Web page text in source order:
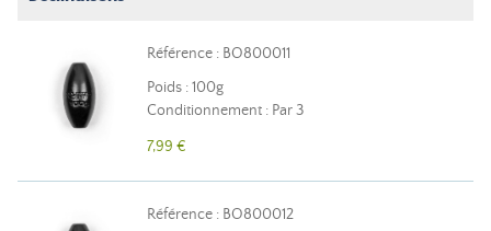
Référence : BO800011
Poids : 100g
Conditionnement : Par 3
7,99 €
Référence : BO800012